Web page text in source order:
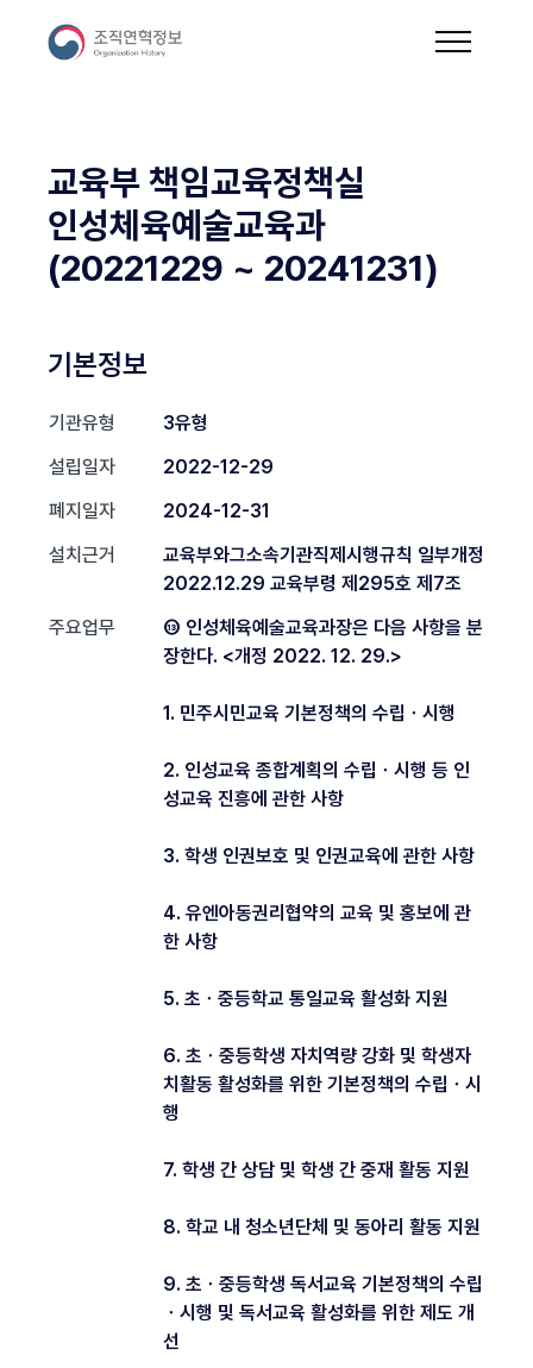
교육부 책임교육정책실
인성체육예술교육과
(20221229 ~ 20241231)
기본정보
기관유형
3유형
설립일자
2022-12-29
폐지일자
2024-12-31
설치근거
교육부와그소속기관직제시행규칙 일부개정
2022.12.29 교육부령 제295호 제7조
주요업무
⑬ 인성체육예술교육과장은 다음 사항을 분
장한다. <개정 2022. 12. 29.>
1. 민주시민교육 기본정책의 수립ㆍ시행
2. 인성교육 종합계획의 수립ㆍ시행 등 인
성교육 진흥에 관한 사항
3. 학생 인권보호 및 인권교육에 관한 사항
4. 유엔아동권리협약의 교육 및 홍보에 관
한 사항
5. 초ㆍ중등학교 통일교육 활성화 지원
6. 초ㆍ중등학생 자치역량 강화 및 학생자
치활동 활성화를 위한 기본정책의 수립ㆍ시
행
7. 학생 간 상담 및 학생 간 중재 활동 지원
8. 학교 내 청소년단체 및 동아리 활동 지원
9. 초ㆍ중등학생 독서교육 기본정책의 수립
ㆍ시행 및 독서교육 활성화를 위한 제도 개
선